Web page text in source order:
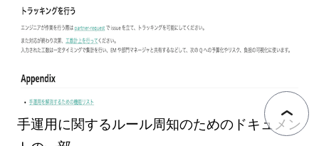
手運用に関するルール周知のためのドキュメン